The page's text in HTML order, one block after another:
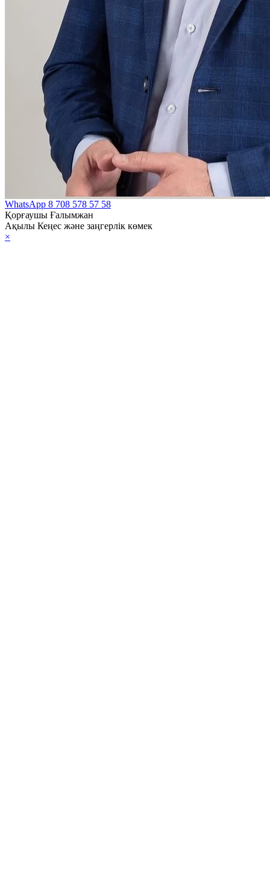
WhatsApp 8 708 578 57 58
Қорғаушы Ғалымжан
Ақылы Кеңес және заңгерлік көмек
×